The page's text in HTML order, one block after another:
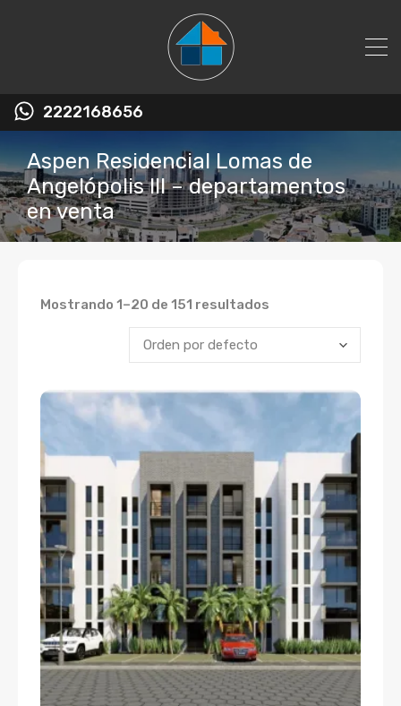
2222168656
Aspen Residencial Lomas de
Angelópolis III – departamentos
en venta
Mostrando 1–20 de 151 resultados